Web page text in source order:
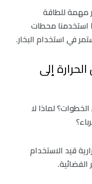
مهمة للطاقة
استخدمنا محطات
في استخدام البخار.
إلى
لماذا لا
قيد الاستخدام
الفضائية.